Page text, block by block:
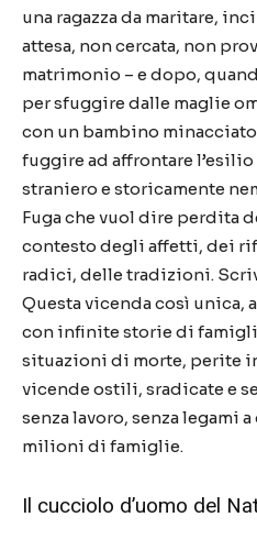
una ragazza da maritare,
attesa, non cercata, non
matrimonio – e dopo,
per sfuggire dalle maglie
con un bambino
fuggire ad affrontare
straniero e storicamente
Fuga che vuol dire perdita
contesto degli affetti, dei
radici, delle tradizioni.
Questa vicenda così unica,
con infinite storie di
situazioni di morte, perite
vicende ostili, sradicate e
senza lavoro, senza legami
milioni di famiglie.
Il cucciolo d’uomo del